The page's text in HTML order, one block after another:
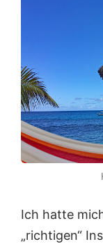
Ich hatte
„richtigen“